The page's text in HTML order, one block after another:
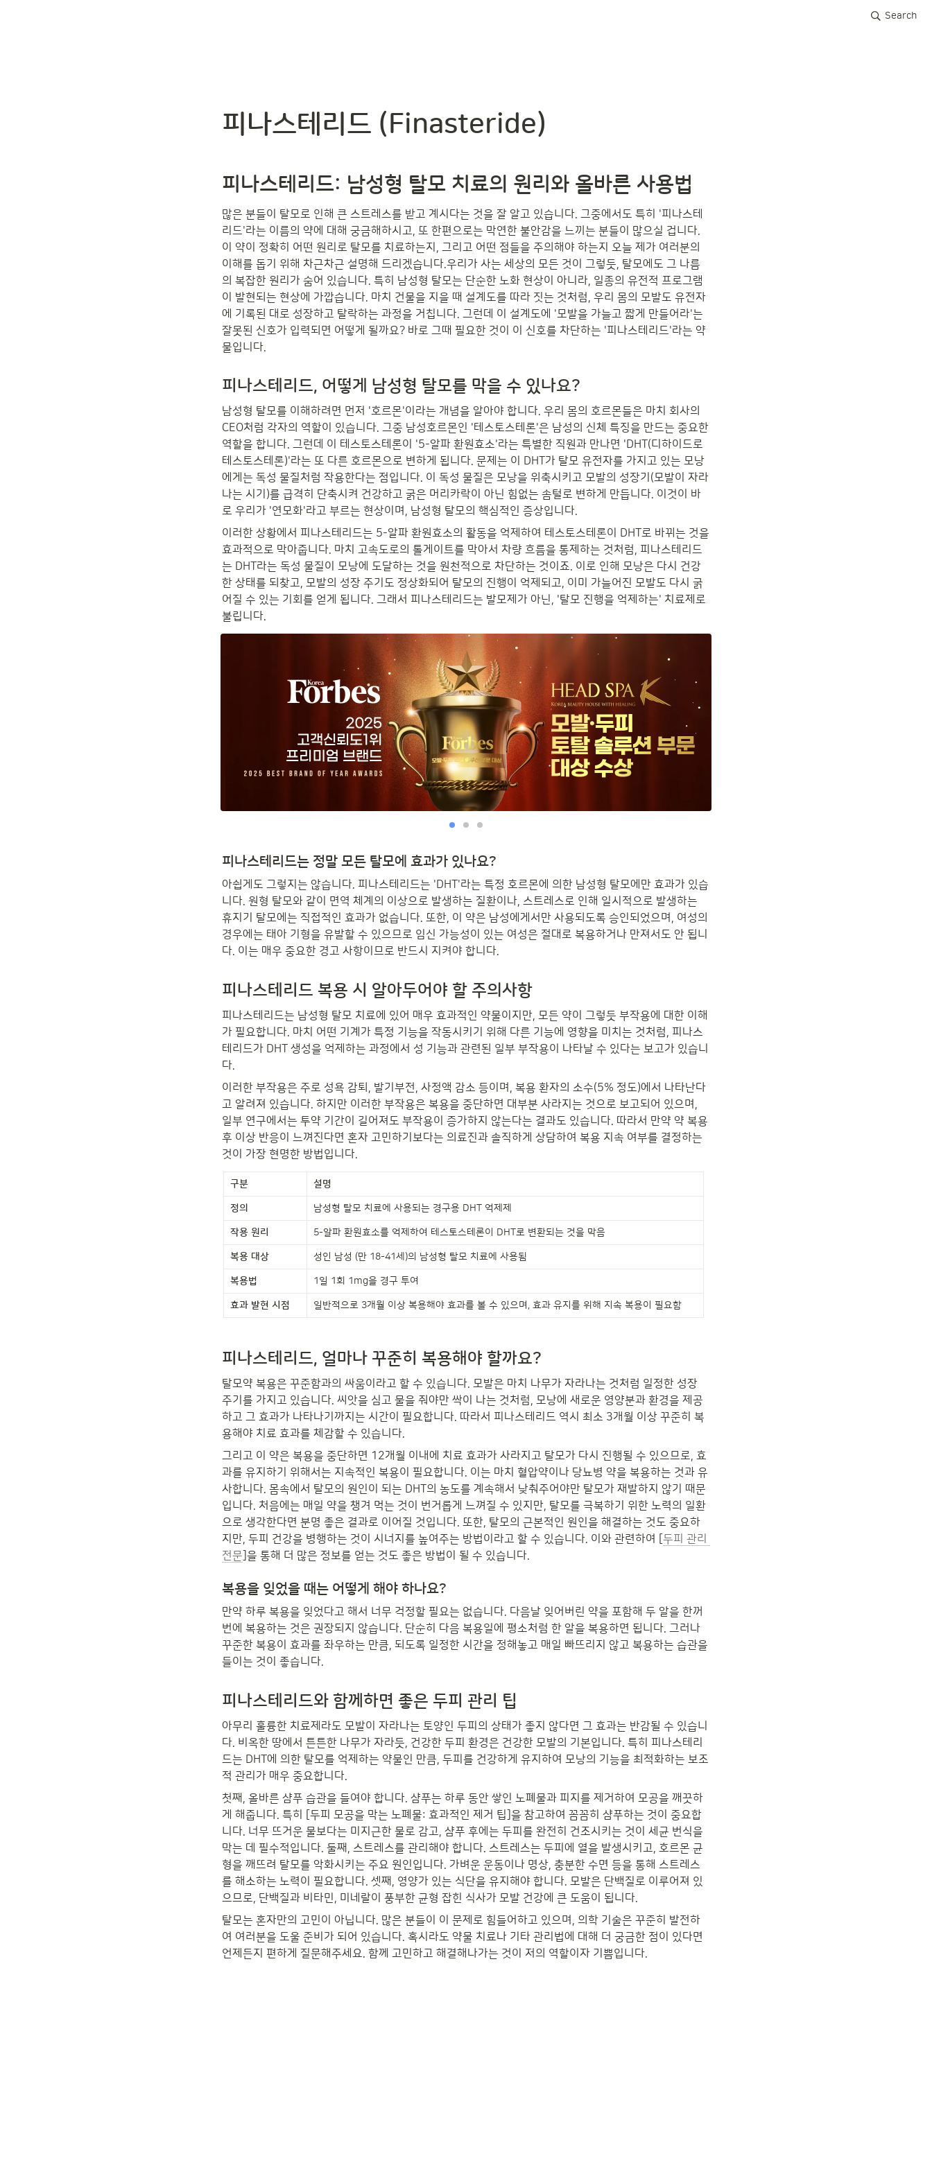
Search
피나스테리드 (Finasteride)
피나스테리드: 남성형 탈모 치료의 원리와 올바른 사용법
많은 분들이 탈모로 인해 큰 스트레스를 받고 계시다는 것을 잘 알고 있습니다. 그중에서도 특히 '피나스테
리드'라는 이름의 약에 대해 궁금해하시고, 또 한편으로는 막연한 불안감을 느끼는 분들이 많으실 겁니다.
이 약이 정확히 어떤 원리로 탈모를 치료하는지, 그리고 어떤 점들을 주의해야 하는지 오늘 제가 여러분의
이해를 돕기 위해 차근차근 설명해 드리겠습니다.우리가 사는 세상의 모든 것이 그렇듯, 탈모에도 그 나름
의 복잡한 원리가 숨어 있습니다. 특히 남성형 탈모는 단순한 노화 현상이 아니라, 일종의 유전적 프로그램
이 발현되는 현상에 가깝습니다. 마치 건물을 지을 때 설계도를 따라 짓는 것처럼, 우리 몸의 모발도 유전자
에 기록된 대로 성장하고 탈락하는 과정을 거칩니다. 그런데 이 설계도에 '모발을 가늘고 짧게 만들어라'는
잘못된 신호가 입력되면 어떻게 될까요? 바로 그때 필요한 것이 이 신호를 차단하는 '피나스테리드'라는 약
물입니다.
피나스테리드, 어떻게 남성형 탈모를 막을 수 있나요?
남성형 탈모를 이해하려면 먼저 '호르몬'이라는 개념을 알아야 합니다. 우리 몸의 호르몬들은 마치 회사의
CEO처럼 각자의 역할이 있습니다. 그중 남성호르몬인 '테스토스테론'은 남성의 신체 특징을 만드는 중요한
역할을 합니다. 그런데 이 테스토스테론이 '5-알파 환원효소'라는 특별한 직원과 만나면 'DHT(디하이드로
테스토스테론)'라는 또 다른 호르몬으로 변하게 됩니다. 문제는 이 DHT가 탈모 유전자를 가지고 있는 모낭
에게는 독성 물질처럼 작용한다는 점입니다. 이 독성 물질은 모낭을 위축시키고 모발의 성장기(모발이 자라
나는 시기)를 급격히 단축시켜 건강하고 굵은 머리카락이 아닌 힘없는 솜털로 변하게 만듭니다. 이것이 바
로 우리가 '연모화'라고 부르는 현상이며, 남성형 탈모의 핵심적인 증상입니다.
이러한 상황에서 피나스테리드는 5-알파 환원효소의 활동을 억제하여 테스토스테론이 DHT로 바뀌는 것을
효과적으로 막아줍니다. 마치 고속도로의 톨게이트를 막아서 차량 흐름을 통제하는 것처럼, 피나스테리드
는 DHT라는 독성 물질이 모낭에 도달하는 것을 원천적으로 차단하는 것이죠. 이로 인해 모낭은 다시 건강
한 상태를 되찾고, 모발의 성장 주기도 정상화되어 탈모의 진행이 억제되고, 이미 가늘어진 모발도 다시 굵
어질 수 있는 기회를 얻게 됩니다. 그래서 피나스테리드는 발모제가 아닌, '탈모 진행을 억제하는' 치료제로
불립니다.
피나스테리드는 정말 모든 탈모에 효과가 있나요?
아쉽게도 그렇지는 않습니다. 피나스테리드는 'DHT'라는 특정 호르몬에 의한 남성형 탈모에만 효과가 있습
니다. 원형 탈모와 같이 면역 체계의 이상으로 발생하는 질환이나, 스트레스로 인해 일시적으로 발생하는
휴지기 탈모에는 직접적인 효과가 없습니다. 또한, 이 약은 남성에게서만 사용되도록 승인되었으며, 여성의
경우에는 태아 기형을 유발할 수 있으므로 임신 가능성이 있는 여성은 절대로 복용하거나 만져서도 안 됩니
다. 이는 매우 중요한 경고 사항이므로 반드시 지켜야 합니다.
피나스테리드 복용 시 알아두어야 할 주의사항
피나스테리드는 남성형 탈모 치료에 있어 매우 효과적인 약물이지만, 모든 약이 그렇듯 부작용에 대한 이해
가 필요합니다. 마치 어떤 기계가 특정 기능을 작동시키기 위해 다른 기능에 영향을 미치는 것처럼, 피나스
테리드가 DHT 생성을 억제하는 과정에서 성 기능과 관련된 일부 부작용이 나타날 수 있다는 보고가 있습니
다.
이러한 부작용은 주로 성욕 감퇴, 발기부전, 사정액 감소 등이며, 복용 환자의 소수(5% 정도)에서 나타난다
고 알려져 있습니다. 하지만 이러한 부작용은 복용을 중단하면 대부분 사라지는 것으로 보고되어 있으며,
일부 연구에서는 투약 기간이 길어져도 부작용이 증가하지 않는다는 결과도 있습니다. 따라서 만약 약 복용
후 이상 반응이 느껴진다면 혼자 고민하기보다는 의료진과 솔직하게 상담하여 복용 지속 여부를 결정하는
것이 가장 현명한 방법입니다.
구분 설명
정의 남성형 탈모 치료에 사용되는 경구용 DHT 억제제
작용 원리 5-알파 환원효소를 억제하여 테스토스테론이 DHT로 변환되는 것을 막음
복용 대상 성인 남성 (만 18-41세)의 남성형 탈모 치료에 사용됨
복용법 1일 1회 1mg을 경구 투여
효과 발현 시점 일반적으로 3개월 이상 복용해야 효과를 볼 수 있으며, 효과 유지를 위해 지속 복용이 필요함
피나스테리드, 얼마나 꾸준히 복용해야 할까요?
탈모약 복용은 꾸준함과의 싸움이라고 할 수 있습니다. 모발은 마치 나무가 자라나는 것처럼 일정한 성장
주기를 가지고 있습니다. 씨앗을 심고 물을 줘야만 싹이 나는 것처럼, 모낭에 새로운 영양분과 환경을 제공
하고 그 효과가 나타나기까지는 시간이 필요합니다. 따라서 피나스테리드 역시 최소 3개월 이상 꾸준히 복
용해야 치료 효과를 체감할 수 있습니다.
그리고 이 약은 복용을 중단하면 12개월 이내에 치료 효과가 사라지고 탈모가 다시 진행될 수 있으므로, 효
과를 유지하기 위해서는 지속적인 복용이 필요합니다. 이는 마치 혈압약이나 당뇨병 약을 복용하는 것과 유
사합니다. 몸속에서 탈모의 원인이 되는 DHT의 농도를 계속해서 낮춰주어야만 탈모가 재발하지 않기 때문
입니다. 처음에는 매일 약을 챙겨 먹는 것이 번거롭게 느껴질 수 있지만, 탈모를 극복하기 위한 노력의 일환
으로 생각한다면 분명 좋은 결과로 이어질 것입니다. 또한, 탈모의 근본적인 원인을 해결하는 것도 중요하
지만, 두피 건강을 병행하는 것이 시너지를 높여주는 방법이라고 할 수 있습니다. 이와 관련하여 [ 두피 관리
전문 ]을 통해 더 많은 정보를 얻는 것도 좋은 방법이 될 수 있습니다.
복용을 잊었을 때는 어떻게 해야 하나요?
만약 하루 복용을 잊었다고 해서 너무 걱정할 필요는 없습니다. 다음날 잊어버린 약을 포함해 두 알을 한꺼
번에 복용하는 것은 권장되지 않습니다. 단순히 다음 복용일에 평소처럼 한 알을 복용하면 됩니다. 그러나
꾸준한 복용이 효과를 좌우하는 만큼, 되도록 일정한 시간을 정해놓고 매일 빠뜨리지 않고 복용하는 습관을
들이는 것이 좋습니다.
피나스테리드와 함께하면 좋은 두피 관리 팁
아무리 훌륭한 치료제라도 모발이 자라나는 토양인 두피의 상태가 좋지 않다면 그 효과는 반감될 수 있습니
다. 비옥한 땅에서 튼튼한 나무가 자라듯, 건강한 두피 환경은 건강한 모발의 기본입니다. 특히 피나스테리
드는 DHT에 의한 탈모를 억제하는 약물인 만큼, 두피를 건강하게 유지하여 모낭의 기능을 최적화하는 보조
적 관리가 매우 중요합니다.
첫째, 올바른 샴푸 습관을 들여야 합니다. 샴푸는 하루 동안 쌓인 노폐물과 피지를 제거하여 모공을 깨끗하
게 해줍니다. 특히 [두피 모공을 막는 노폐물: 효과적인 제거 팁]을 참고하여 꼼꼼히 샴푸하는 것이 중요합
니다. 너무 뜨거운 물보다는 미지근한 물로 감고, 샴푸 후에는 두피를 완전히 건조시키는 것이 세균 번식을
막는 데 필수적입니다. 둘째, 스트레스를 관리해야 합니다. 스트레스는 두피에 열을 발생시키고, 호르몬 균
형을 깨뜨려 탈모를 악화시키는 주요 원인입니다. 가벼운 운동이나 명상, 충분한 수면 등을 통해 스트레스
를 해소하는 노력이 필요합니다. 셋째, 영양가 있는 식단을 유지해야 합니다. 모발은 단백질로 이루어져 있
으므로, 단백질과 비타민, 미네랄이 풍부한 균형 잡힌 식사가 모발 건강에 큰 도움이 됩니다.
탈모는 혼자만의 고민이 아닙니다. 많은 분들이 이 문제로 힘들어하고 있으며, 의학 기술은 꾸준히 발전하
여 여러분을 도울 준비가 되어 있습니다. 혹시라도 약물 치료나 기타 관리법에 대해 더 궁금한 점이 있다면
언제든지 편하게 질문해주세요. 함께 고민하고 해결해나가는 것이 저의 역할이자 기쁨입니다.